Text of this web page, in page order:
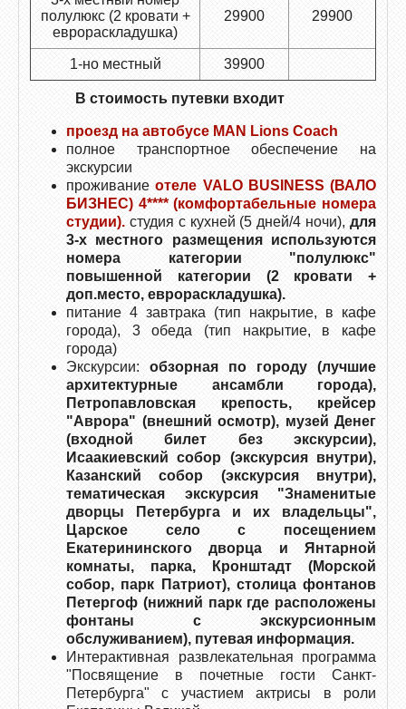
полулюкс (2 кровати +
еврораскладушка)
29900 29900
1-но местный 39900
В стоимость путевки входит
проезд на автобусе МАN Lions Coach
полное транспортное обеспечение на
экскурсии
проживаниеотеле VALO BUSINESS (ВАЛО
БИЗНЕС) 4****(комфортабельные номера
студии). студия с кухней (5 дней/4 ночи), для
3-х местного размещения используются
номера категории "полулюкс"
повышенной категории (2 кровати +
доп.место, еврораскладушка).
питание 4 завтрака (тип накрытие, в кафе
города), 3 обеда (тип накрытие, в кафе
города)
Экскурсии: обзорная по городу (лучшие
архитектурные ансамбли города),
Петропавловская крепость, крейсер
"Аврора" (внешний осмотр), музей Денег
(входной билет без экскурсии),
Исаакиевский собор (экскурсия внутри),
Казанский собор (экскурсия внутри),
тематическая экскурсия "Знаменитые
дворцы Петербурга и их владельцы",
Царское село с посещением
Екатерининского дворца и Янтарной
комнаты, парка, Кронштадт (Морской
собор, парк Патриот), столица фонтанов
Петергоф (нижний парк где расположены
фонтаны с экскурсионным
обслуживанием), путевая информация.
Интерактивная развлекательная программа
"Посвящение в почетные гости Санкт-
Петербурга" с участием актрисы в роли